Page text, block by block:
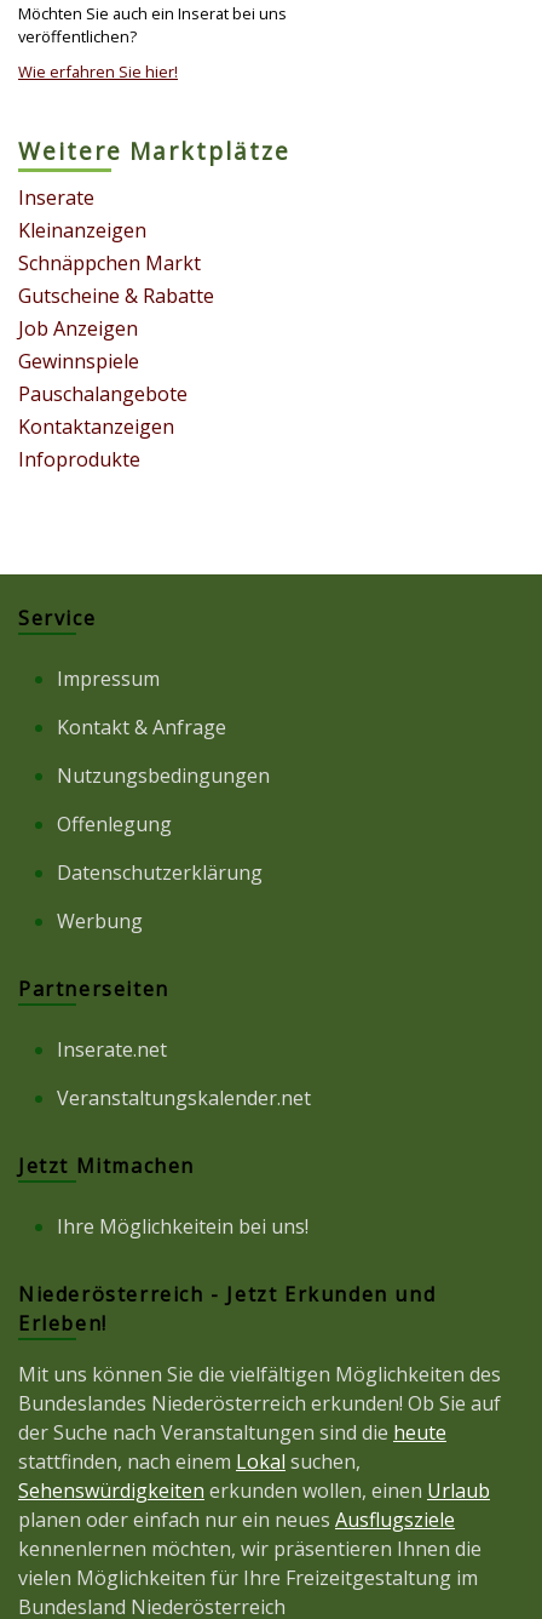
Möchten Sie auch ein Inserat bei uns
veröffentlichen?
Wie erfahren Sie hier!
Weitere Marktplätze
Inserate
Kleinanzeigen
Schnäppchen Markt
Gutscheine & Rabatte
Job Anzeigen
Gewinnspiele
Pauschalangebote
Kontaktanzeigen
Infoprodukte
Service
Impressum
Kontakt & Anfrage
Nutzungsbedingungen
Offenlegung
Datenschutzerklärung
Werbung
Partnerseiten
Inserate.net
Veranstaltungskalender.net
Jetzt Mitmachen
Ihre Möglichkeitein bei uns!
Niederösterreich - Jetzt Erkunden und
Erleben!
Mit uns können Sie die vielfältigen Möglichkeiten des
Bundeslandes Niederösterreich erkunden! Ob Sie auf
der Suche nach Veranstaltungen sind die heute
stattfinden, nach einem Lokal suchen,
Sehenswürdigkeiten erkunden wollen, einen Urlaub
planen oder einfach nur ein neues Ausflugsziele
kennenlernen möchten, wir präsentieren Ihnen die
vielen Möglichkeiten für Ihre Freizeitgestaltung im
Bundesland Niederösterreich